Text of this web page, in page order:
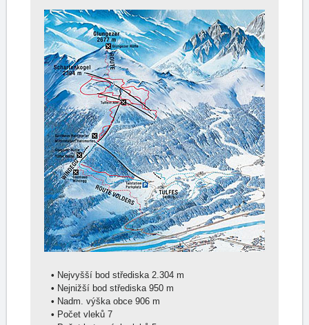
•
Nejvyšší bod střediska 2.304 m
•
Nejnižší bod střediska 950 m
•
Nadm. výška obce 906 m
•
Počet vleků 7